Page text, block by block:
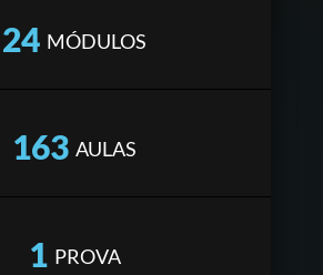
24 MÓDULOS
163 AULAS
1 PROVA